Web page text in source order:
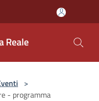
Reale
>
- programma